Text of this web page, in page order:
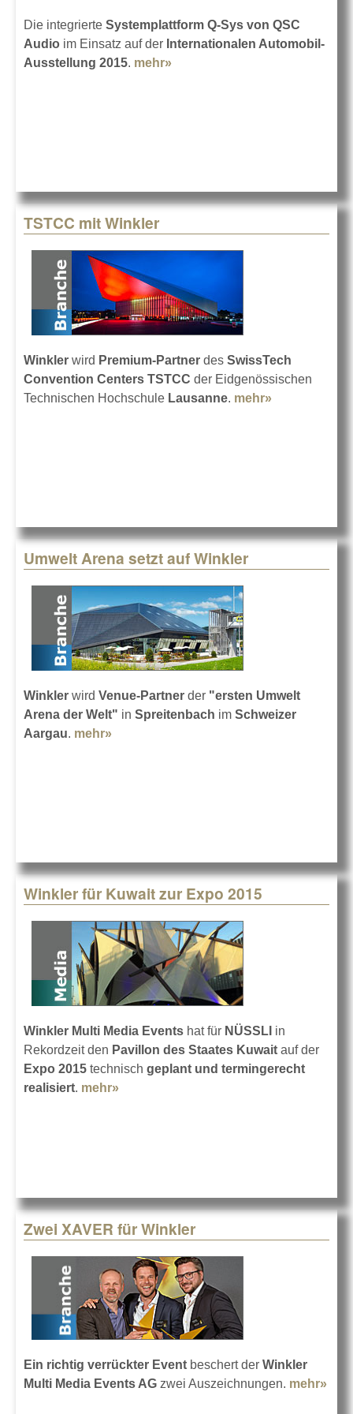
Die integrierte Systemplattform Q-Sys von QSC
Audio im Einsatz auf der Internationalen Automobil-
Ausstellung 2015. mehr»
TSTCC mit Winkler
Winkler wird Premium-Partner des SwissTech
Convention Centers TSTCC der Eidgenössischen
Technischen Hochschule Lausanne. mehr»
Umwelt Arena setzt auf Winkler
Winkler wird Venue-Partner der "ersten Umwelt
Arena der Welt" in Spreitenbach im Schweizer
Aargau. mehr»
Winkler für Kuwait zur Expo 2015
Winkler Multi Media Events hat für NÜSSLI in
Rekordzeit den Pavillon des Staates Kuwait auf der
Expo 2015 technisch geplant und termingerecht
realisiert. mehr»
Zwei XAVER für Winkler
Ein richtig verrückter Event beschert der Winkler
Multi Media Events AG zwei Auszeichnungen. mehr»